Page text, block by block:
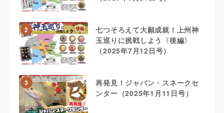
2
七つそろえて大願成就！上州神
玉巡りに挑戦しよう〈後編〉
（2025年7月12日号）
3
再発見！ジャパン・スネークセ
ンター（2025年1月11日号）